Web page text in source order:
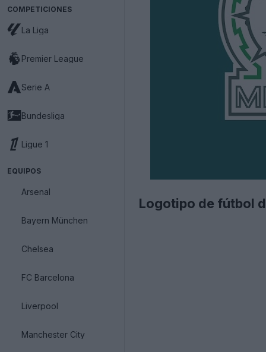
COMPETICIONES
La Liga
Premier League
Serie A
Bundesliga
Ligue 1
EQUIPOS
Arsenal
Bayern München
Chelsea
FC Barcelona
Liverpool
Manchester City
Logotipo de fútbol